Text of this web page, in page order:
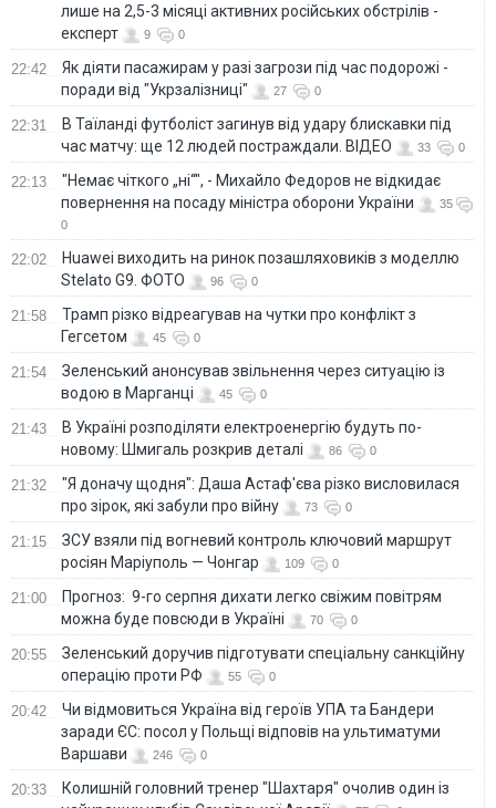
лише на 2,5-3 місяці активних російських обстрілів -
експерт
9 0
22:42
Як діяти пасажирам у разі загрози під час подорожі -
поради від "Укрзалізниці"
27 0
22:31
В Таїланді футболіст загинув від удару блискавки під
час матчу: ще 12 людей постраждали. ВІДЕО
33 0
22:13
"Немає чіткого „ні“", - Михайло Федоров не відкидає
повернення на посаду міністра оборони України
35
0
22:02
Huawei виходить на ринок позашляховиків з моделлю
Stelato G9. ФОТО
96 0
21:58
Трамп різко відреагував на чутки про конфлікт з
Гегсетом
45 0
21:54
Зеленський анонсував звільнення через ситуацію із
водою в Марганці
45 0
21:43
В Україні розподіляти електроенергію будуть по-
новому: Шмигаль розкрив деталі
86 0
21:32
"Я доначу щодня": Даша Астаф'єва різко висловилася
про зірок, які забули про війну
73 0
21:15
ЗСУ взяли під вогневий контроль ключовий маршрут
росіян Маріуполь — Чонгар
109 0
21:00
Прогноз: 9-го серпня дихати легко свіжим повітрям
можна буде повсюди в Україні
70 0
20:55
Зеленський доручив підготувати спеціальну санкційну
операцію проти РФ
55 0
20:42
Чи відмовиться Україна від героїв УПА та Бандери
заради ЄС: посол у Польщі відповів на ультиматуми
Варшави
246 0
20:33
Колишній головний тренер "Шахтаря" очолив один із